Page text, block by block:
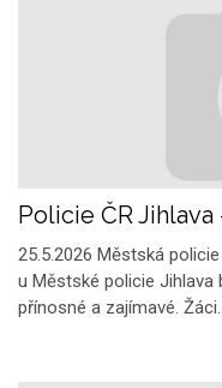
Policie ČR
25.5.2026 Městská
u Městské policie Jihlava
přínosné a zajímavé.